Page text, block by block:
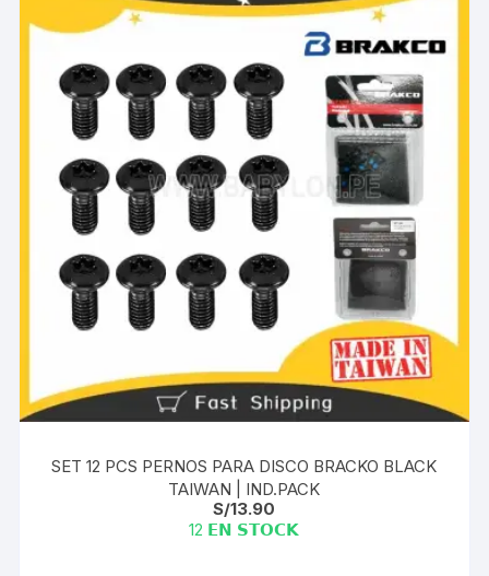
SET 12 PCS PERNOS PARA DISCO BRACKO BLACK
TAIWAN | IND.PACK
S/13.90
12 𝗘𝗡 𝗦𝗧𝗢𝗖𝗞